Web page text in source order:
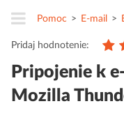
Pomoc E-mail
Pridaj hodnotenie:
Pripojenie k
Mozilla